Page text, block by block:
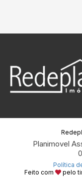
Planimovel
Política
Feito com
pelo